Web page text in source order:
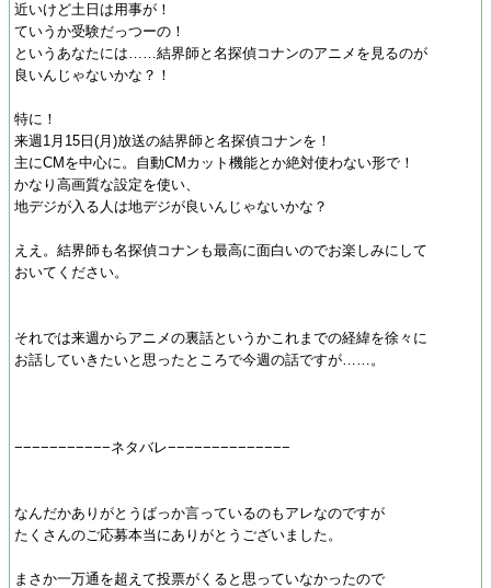
近いけど土日は用事が！
ていうか受験だっつーの！
というあなたには……結界師と名探偵コナンのアニメを見るのが
良いんじゃないかな？！
特に！
来週1月15日(月)放送の結界師と名探偵コナンを！
主にCMを中心に。自動CMカット機能とか絶対使わない形で！
かなり高画質な設定を使い、
地デジが入る人は地デジが良いんじゃないかな？
ええ。結界師も名探偵コナンも最高に面白いのでお楽しみにして
おいてください。
それでは来週からアニメの裏話というかこれまでの経緯を徐々に
お話していきたいと思ったところで今週の話ですが……。
−−−−−−−−−−−ネタバレ−−−−−−−−−−−−−−
なんだかありがとうばっか言っているのもアレなのですが
たくさんのご応募本当にありがとうございました。
まさか一万通を超えて投票がくると思っていなかったので